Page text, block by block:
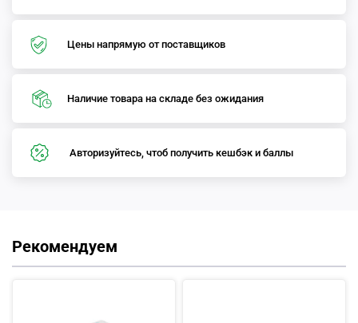
Цены напрямую от поставщиков
Наличие товара на складе без ожидания
Авторизуйтесь, чтоб получить кешбэк и баллы
Рекомендуем